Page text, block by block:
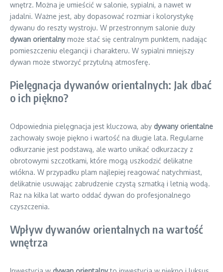
wnętrz. Można je umieścić w salonie, sypialni, a nawet w
jadalni. Ważne jest, aby dopasować rozmiar i kolorystykę
dywanu do reszty wystroju. W przestronnym salonie duży
dywan orientalnymoże stać się centralnym punktem, nadając
pomieszczeniu elegancji i charakteru. W sypialni mniejszy
dywan może stworzyć przytulną atmosferę.
Pielęgnacja dywanów orientalnych: Jak dbać
o ich piękno?
Odpowiednia pielęgnacja jest kluczowa, aby dywany orientalne
zachowały swoje piękno i wartość na długie lata. Regularne
odkurzanie jest podstawą, ale warto unikać odkurzaczy z
obrotowymi szczotkami, które mogą uszkodzić delikatne
włókna. W przypadku plam najlepiej reagować natychmiast,
delikatnie usuwając zabrudzenie czystą szmatką i letnią wodą.
Raz na kilka lat warto oddać dywan do profesjonalnego
czyszczenia.
Wpływ dywanów orientalnych na wartość
wnętrza